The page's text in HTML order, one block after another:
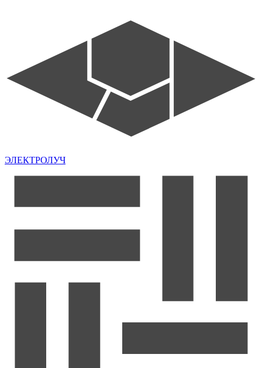
ЭЛЕКТРОЛУЧ